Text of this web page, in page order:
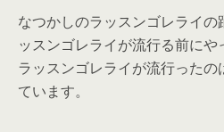
なつかしのラッスンゴレライ
ッスンゴレライが流行る前にや
ラッスンゴレライが流行った
ています。